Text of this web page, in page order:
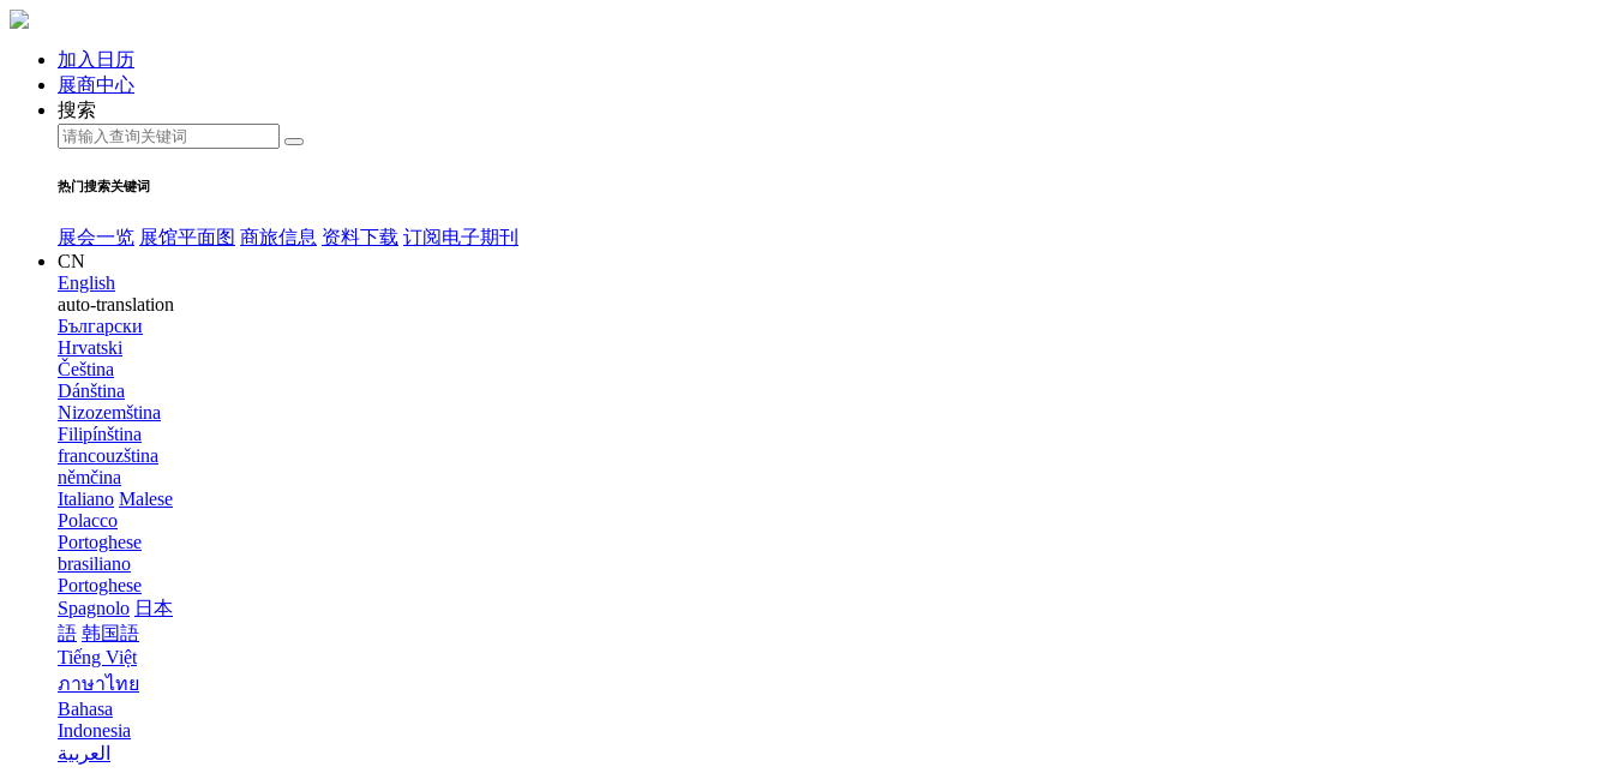
加入日历
展商中心
搜索
热门搜索关键词
展会一览 展馆平面图 商旅信息 资料下载 订阅电子期刊
CN
English
auto-translation
Български
Hrvatski
Čeština
Dánština
Nizozemština
Filipínština
francouzština
němčina
Italiano Malese
Polacco
Portoghese
brasiliano
Portoghese
Spagnolo 日本
語 韩国語
Tiếng Việt
ภาษาไทย
Bahasa
Indonesia
العربية